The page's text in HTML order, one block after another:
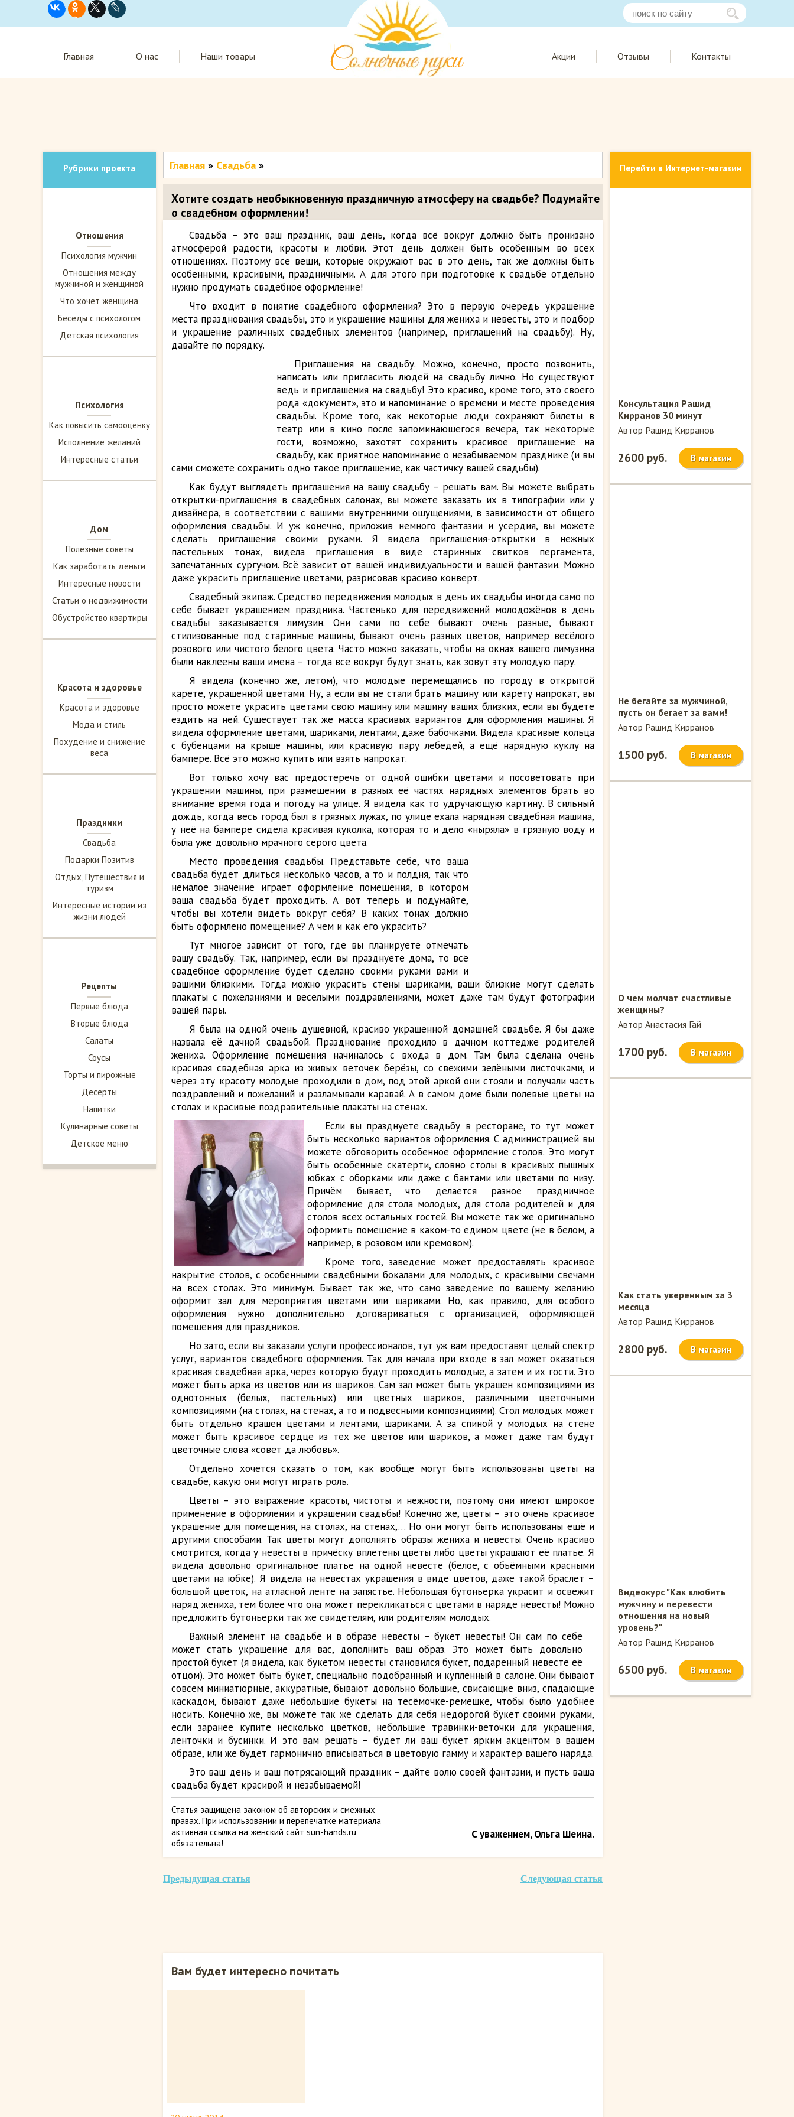
Главная О нас Наши товары Акции Отзывы Контакты
Рубрики проекта
Отношения
Психология мужчин
Отношения между
мужчиной и женщиной
Что хочет женщина
Беседы с психологом
Детская психология
Психология
Как повысить самооценку
Исполнение желаний
Интересные статьи
Дом
Полезные советы
Как заработать деньги
Интересные новости
Статьи о недвижимости
Обустройство квартиры
Красота и здоровье
Красота и здоровье
Мода и стиль
Похудение и снижение
веса
Праздники
Свадьба
Подарки Позитив
Отдых, Путешествия и
туризм
Интересные истории из
жизни людей
Рецепты
Первые блюда
Вторые блюда
Салаты
Соусы
Торты и пирожные
Десерты
Напитки
Кулинарные советы
Детское меню
Главная » Свадьба »
Хотите создать необыкновенную праздничную атмосферу на свадьбе? Подумайте
о свадебном оформлении!
Свадьба – это ваш праздник, ваш день, когда всё вокруг должно быть пронизано
атмосферой радости, красоты и любви. Этот день должен быть особенным во всех
отношениях. Поэтому все вещи, которые окружают вас в это день, так же должны быть
особенными, красивыми, праздничными. А для этого при подготовке к свадьбе отдельно
нужно продумать свадебное оформление!
Что входит в понятие свадебного оформления? Это в первую очередь украшение
места празднования свадьбы, это и украшение машины для жениха и невесты, это и подбор
и украшение различных свадебных элементов (например, приглашений на свадьбу). Ну,
давайте по порядку.
Приглашения на свадьбу. Можно, конечно, просто позвонить,
написать или пригласить людей на свадьбу лично. Но существуют
ведь и приглашения на свадьбу! Это красиво, кроме того, это своего
рода «документ», это и напоминание о времени и месте проведения
свадьбы. Кроме того, как некоторые люди сохраняют билеты в
театр или в кино после запоминающегося вечера, так некоторые
гости, возможно, захотят сохранить красивое приглашение на
свадьбу, как приятное напоминание о незабываемом празднике (и вы
сами сможете сохранить одно такое приглашение, как частичку вашей свадьбы).
Как будут выглядеть приглашения на вашу свадьбу – решать вам. Вы можете выбрать
открытки-приглашения в свадебных салонах, вы можете заказать их в типографии или у
дизайнера, в соответствии с вашими внутренними ощущениями, в зависимости от общего
оформления свадьбы. И уж конечно, приложив немного фантазии и усердия, вы можете
сделать приглашения своими руками. Я видела приглашения-открытки в нежных
пастельных тонах, видела приглашения в виде старинных свитков пергамента,
запечатанных сургучом. Всё зависит от вашей индивидуальности и вашей фантазии. Можно
даже украсить приглашение цветами, разрисовав красиво конверт.
Свадебный экипаж. Средство передвижения молодых в день их свадьбы иногда само по
себе бывает украшением праздника. Частенько для передвижений молодожёнов в день
свадьбы заказывается лимузин. Они сами по себе бывают очень разные, бывают
стилизованные под старинные машины, бывают очень разных цветов, например весёлого
розового или чистого белого цвета. Часто можно заказать, чтобы на окнах вашего лимузина
были наклеены ваши имена – тогда все вокруг будут знать, как зовут эту молодую пару.
Я видела (конечно же, летом), что молодые перемещались по городу в открытой
карете, украшенной цветами. Ну, а если вы не стали брать машину или карету напрокат, вы
просто можете украсить цветами свою машину или машину ваших близких, если вы будете
ездить на ней. Существует так же масса красивых вариантов для оформления машины. Я
видела оформление цветами, шариками, лентами, даже бабочками. Видела красивые кольца
с бубенцами на крыше машины, или красивую пару лебедей, а ещё нарядную куклу на
бампере. Всё это можно купить или взять напрокат.
Вот только хочу вас предостеречь от одной ошибки цветами и посоветовать при
украшении машины, при размещении в разных её частях нарядных элементов брать во
внимание время года и погоду на улице. Я видела как то удручающую картину. В сильный
дождь, когда весь город был в грязных лужах, по улице ехала нарядная свадебная машина,
у неё на бампере сидела красивая куколка, которая то и дело «ныряла» в грязную воду и
была уже довольно мрачного серого цвета.
Место проведения свадьбы. Представьте себе, что ваша
свадьба будет длиться несколько часов, а то и полдня, так что
немалое значение играет оформление помещения, в котором
ваша свадьба будет проходить. А вот теперь и подумайте,
чтобы вы хотели видеть вокруг себя? В каких тонах должно
быть оформлено помещение? А чем и как его украсить?
Тут многое зависит от того, где вы планируете отмечать
вашу свадьбу. Так, например, если вы празднуете дома, то всё
свадебное оформление будет сделано своими руками вами и
вашими близкими. Тогда можно украсить стены шариками, ваши близкие могут сделать
плакаты с пожеланиями и весёлыми поздравлениями, может даже там будут фотографии
вашей пары.
Я была на одной очень душевной, красиво украшенной домашней свадьбе. Я бы даже
назвала её дачной свадьбой. Празднование проходило в дачном коттедже родителей
жениха. Оформление помещения начиналось с входа в дом. Там была сделана очень
красивая свадебная арка из живых веточек берёзы, со свежими зелёными листочками, и
через эту красоту молодые проходили в дом, под этой аркой они стояли и получали часть
поздравлений и пожеланий и разламывали каравай. А в самом доме были полевые цветы на
столах и красивые поздравительные плакаты на стенах.
Если вы празднуете свадьбу в ресторане, то тут может
быть несколько вариантов оформления. С администрацией вы
можете обговорить особенное оформление столов. Это могут
быть особенные скатерти, словно столы в красивых пышных
юбках с оборками или даже с бантами или цветами по низу.
Причём бывает, что делается разное праздничное
оформление для стола молодых, для стола родителей и для
столов всех остальных гостей. Вы можете так же оригинально
оформить помещение в каком-то едином цвете (не в белом, а
например, в розовом или кремовом).
Кроме того, заведение может предоставлять красивое
накрытие столов, с особенными свадебными бокалами для молодых, с красивыми свечами
на всех столах. Это минимум. Бывает так же, что само заведение по вашему желанию
оформит зал для мероприятия цветами или шариками. Но, как правило, для особого
оформления нужно дополнительно договариваться с организацией, оформляющей
помещения для праздников.
Но зато, если вы заказали услуги профессионалов, тут уж вам предоставят целый спектр
услуг, вариантов свадебного оформления. Так для начала при входе в зал может оказаться
красивая свадебная арка, через которую будут проходить молодые, а затем и их гости. Это
может быть арка из цветов или из шариков. Сам зал может быть украшен композициями из
однотонных (белых, пастельных) или цветных шариков, различными цветочными
композициями (на столах, на стенах, а то и подвесными композициями). Стол молодых может
быть отдельно крашен цветами и лентами, шариками. А за спиной у молодых на стене
может быть красивое сердце из тех же цветов или шариков, а может даже там будут
цветочные слова «совет да любовь».
Отдельно хочется сказать о том, как вообще могут быть использованы цветы на
свадьбе, какую они могут играть роль.
Цветы – это выражение красоты, чистоты и нежности, поэтому они имеют широкое
применение в оформлении и украшении свадьбы! Конечно же, цветы – это очень красивое
украшение для помещения, на столах, на стенах,… Но они могут быть использованы ещё и
другими способами. Так цветы могут дополнять образы жениха и невесты. Очень красиво
смотрится, когда у невесты в причёску вплетены цветы либо цветы украшают её платье. Я
видела довольно оригинальное платье на одной невесте (белое, с объёмными красными
цветами на юбке). Я видела на невестах украшения в виде цветов, даже такой браслет –
большой цветок, на атласной ленте на запястье. Небольшая бутоньерка украсит и освежит
наряд жениха, тем более что она может перекликаться с цветами в наряде невесты! Можно
предложить бутоньерки так же свидетелям, или родителям молодых.
Важный элемент на свадьбе и в образе невесты – букет невесты! Он сам по себе
может стать украшение для вас, дополнить ваш образ. Это может быть довольно
простой букет (я видела, как букетом невесты становился букет, подаренный невесте её
отцом). Это может быть букет, специально подобранный и купленный в салоне. Они бывают
совсем миниатюрные, аккуратные, бывают довольно большие, свисающие вниз, спадающие
каскадом, бывают даже небольшие букеты на тесёмочке-ремешке, чтобы было удобнее
носить. Конечно же, вы можете так же сделать для себя недорогой букет своими руками,
если заранее купите несколько цветков, небольшие травинки-веточки для украшения,
ленточки и бусинки. И это вам решать – будет ли ваш букет ярким акцентом в вашем
образе, или же будет гармонично вписываться в цветовую гамму и характер вашего наряда.
Это ваш день и ваш потрясающий праздник – дайте волю своей фантазии, и пусть ваша
свадьба будет красивой и незабываемой!
Статья защищена законом об авторских и смежных
правах. При использовании и перепечатке материала
активная ссылка на женский сайт sun-hands.ru
обязательна!
С уважением, Ольга Шеина.
Предыдущая статья Следующая статья
Вам будет интересно почитать
Перейти в Интернет-магазин
Консультация Рашид
Кирранов 30 минут
Автор Рашид Кирранов
2600 руб. В магазин
Не бегайте за мужчиной,
пусть он бегает за вами!
Автор Рашид Кирранов
1500 руб. В магазин
О чем молчат счастливые
женщины?
Автор Анастасия Гай
1700 руб. В магазин
Как стать уверенным за 3
месяца
Автор Рашид Кирранов
2800 руб. В магазин
Видеокурс "Как влюбить
мужчину и перевести
отношения на новый
уровень?"
Автор Рашид Кирранов
6500 руб. В магазин